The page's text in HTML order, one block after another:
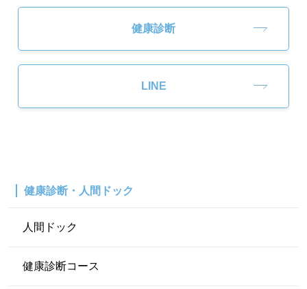
健康診断
LINE
健康診断・人間ドック
人間ドック
健康診断コース